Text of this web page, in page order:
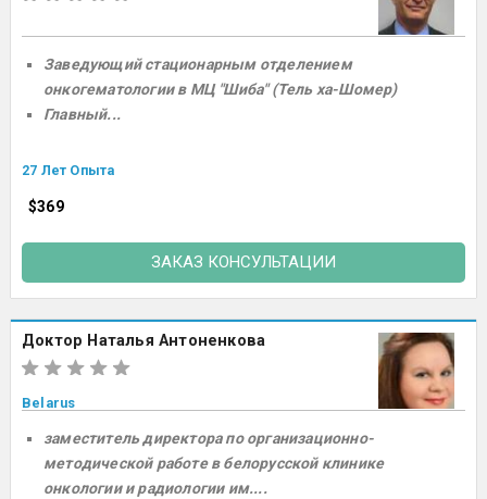
Заведующий стационарным отделением
онкогематологии в МЦ "Шиба" (Тель ха-Шомер​)
Главный...
27 Лет Опыта
$369
ЗАКАЗ КОНСУЛЬТАЦИИ
Доктор Наталья Антоненкова
Belarus
заместитель директора по организационно-
методической работе в белорусской клинике
онкологии и радиологии им....